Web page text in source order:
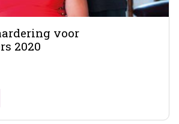
voor
2020